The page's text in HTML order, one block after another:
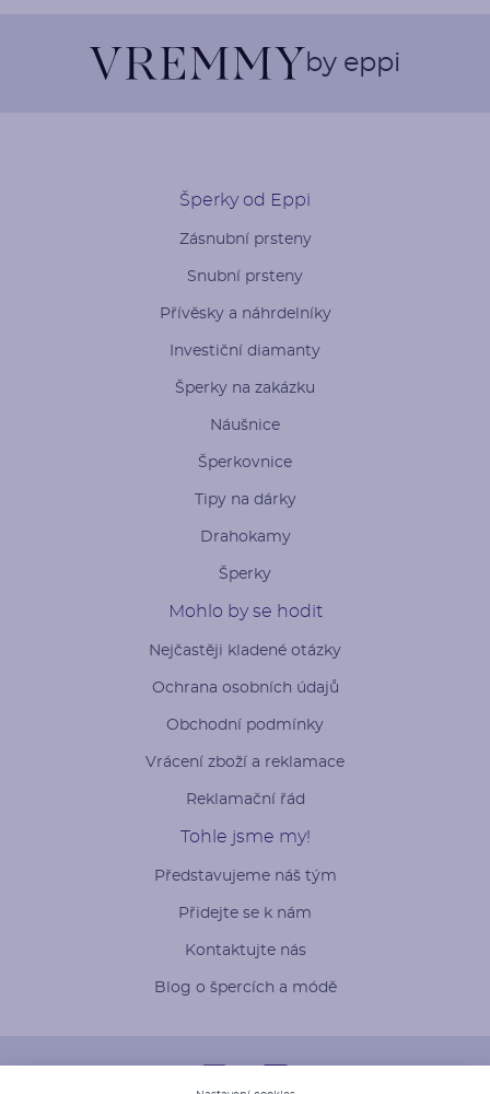
by eppi
Šperky od Eppi
Zásnubní prsteny
Snubní prsteny
Přívěsky a náhrdelníky
Investiční diamanty
Šperky na zakázku
Náušnice
Šperkovnice
Tipy na dárky
Drahokamy
Šperky
Mohlo by se hodit
Nejčastěji kladené otázky
Ochrana osobních údajů
Obchodní podmínky
Vrácení zboží a reklamace
Reklamační řád
Tohle jsme my!
Představujeme náš tým
Přidejte se k nám
Kontaktujte nás
Blog o špercích a módě